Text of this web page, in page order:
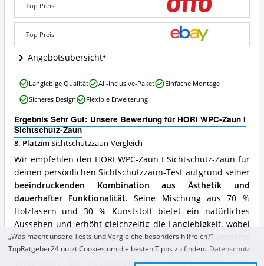
Sichtschutz-
Zaun
Angebote:
Wo
ist
dieser
erhältlich?
Top Preis
Top Preis
Angebotsübersicht
Ergebnis Sehr Gut: Unsere Bewertung für HORI WPC-Zaun I
Sichtschutz-Zaun
8. Platzim Sichtschutzzaun-Vergleich
Wir empfehlen den HORI WPC-Zaun I Sichtschutz-Zaun für
deinen persönlichen Sichtschutzzaun-Test aufgrund seiner
beeindruckenden Kombination aus Ästhetik und
dauerhafter Funktionalität. Seine Mischung aus 70 %
Holzfasern und 30 % Kunststoff bietet ein natürliches
Aussehen und erhöht gleichzeitig die Langlebigkeit, wobei
dieUV-beständigen Eigenschaften für eine dauerhafte
Farbe und Qualitätsorgen. Dasinnovative Stecksystem
und spricht damit auch
HORI
WPC-
Zaun
Sichtschutz-
Zaun
Vorteile:
Was
spricht
für
diesen
Sichtschutzzaun?
Langlebige Qualität All-inclusive-Paket
Einfache Montage
Sicheres Design
Flexible Erweiterung
„Was macht unsere Tests und Vergleiche besonders hilfreich?“
TopRatgeber24 nutzt Cookies um die besten Tipps zu finden. Datenschutz